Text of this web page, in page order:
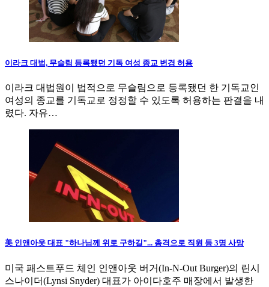
이라크 대법, 무슬림 등록됐던 기독 여성 종교 변경 허용
이라크 대법원이 법적으로 무슬림으로 등록됐던 한 기독교인
여성의 종교를 기독교로 정정할 수 있도록 허용하는 판결을 내
렸다. 자유…
美 인앤아웃 대표 "하나님께 위로 구하길"... 총격으로 직원 등 3명 사망
미국 패스트푸드 체인 인앤아웃 버거(In-N-Out Burger)의 린시
스나이더(Lynsi Snyder) 대표가 아이다호주 매장에서 발생한